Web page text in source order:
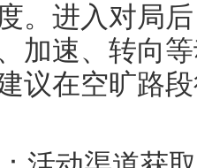
。进入对局
加速、转向
议在空旷路